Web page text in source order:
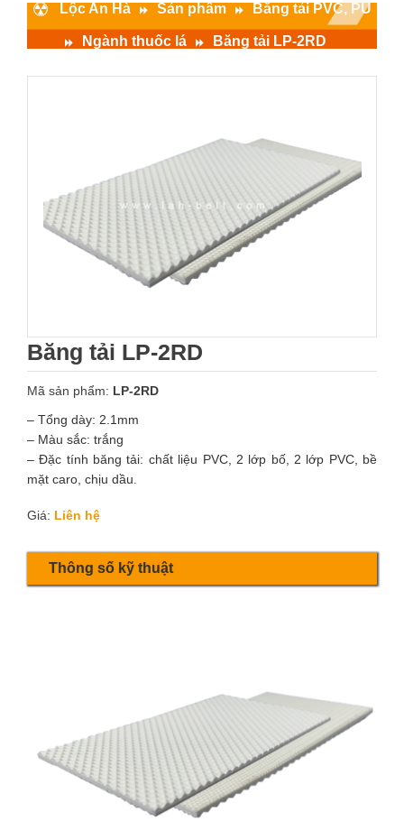
Lộc An Hà Sản phẩm Băng tải PVC, PU
Ngành thuốc lá Băng tải LP-2RD
Băng tải LP-2RD
Mã sản phẩm: LP-2RD
– Tổng dày: 2.1mm
– Màu sắc: trắng
– Đặc tính băng tải: chất liệu PVC, 2 lớp bố, 2 lớp PVC, bề
mặt caro, chịu dầu.
Giá: Liên hệ
Thông số kỹ thuật